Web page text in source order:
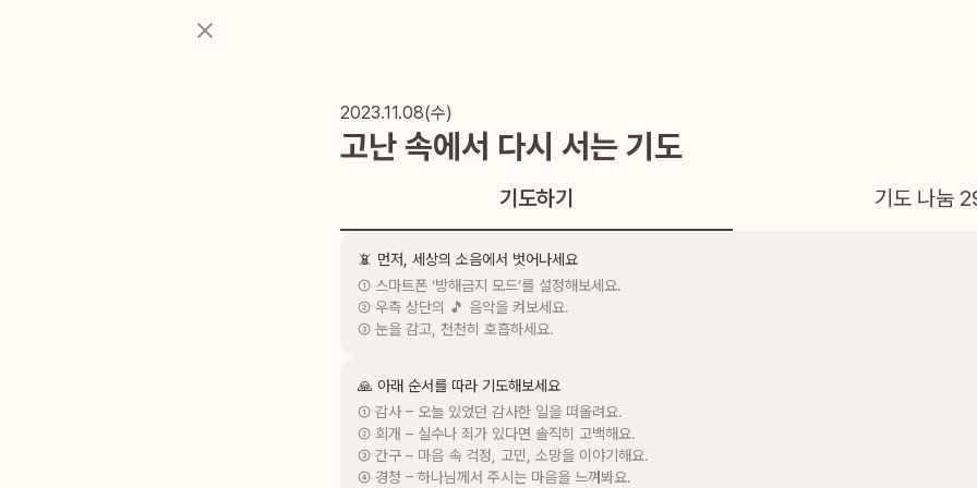
2023.11.08(수)
고난 속에서 다시 서는 기도
기도하기 기도 나눔
📵 먼저, 세상의 소음에서 벗어나세요
① 스마트폰 ‘방해금지 모드’를 설정해보세요.
② 우측 상단의 🎵 음악을 켜보세요.
③ 눈을 감고, 천천히 호흡하세요.
🙏 아래 순서를 따라 기도해보세요
① 감사 – 오늘 있었던 감사한 일을 떠올려요.
② 회개 – 실수나 죄가 있다면 솔직히 고백해요.
③ 간구 – 마음 속 걱정, 고민, 소망을 이야기해요.
④ 경청 – 하나님께서 주시는 마음을 느껴봐요.